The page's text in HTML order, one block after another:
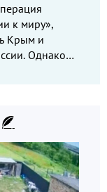
к миру»,
Крым и
Однако